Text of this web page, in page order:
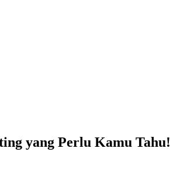
yang Perlu Kamu Tahu!